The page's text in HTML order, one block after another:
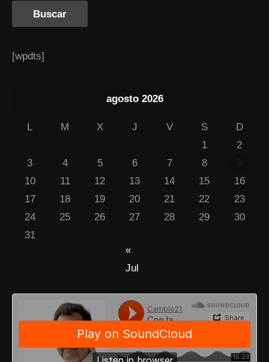
[wpdts]
agosto 2026
L M X J V S
D
1
2
3
4 5 6 7 8
10
11 12 13 14 15
16
17
18 19 20 21 22
23
24
25 26 27 28 29
30
31
«
Jul